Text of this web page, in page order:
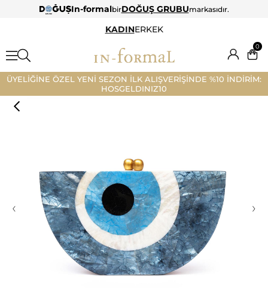
In-formalbirDOĞUŞ GRUBUmarkasıdır.
KADINERKEK
0
ÜYELİĞİNE ÖZEL YENİ SEZON İLK ALIŞVERİŞİNDE %10 İNDİRİM:
HOSGELDINIZ10
‹ ›